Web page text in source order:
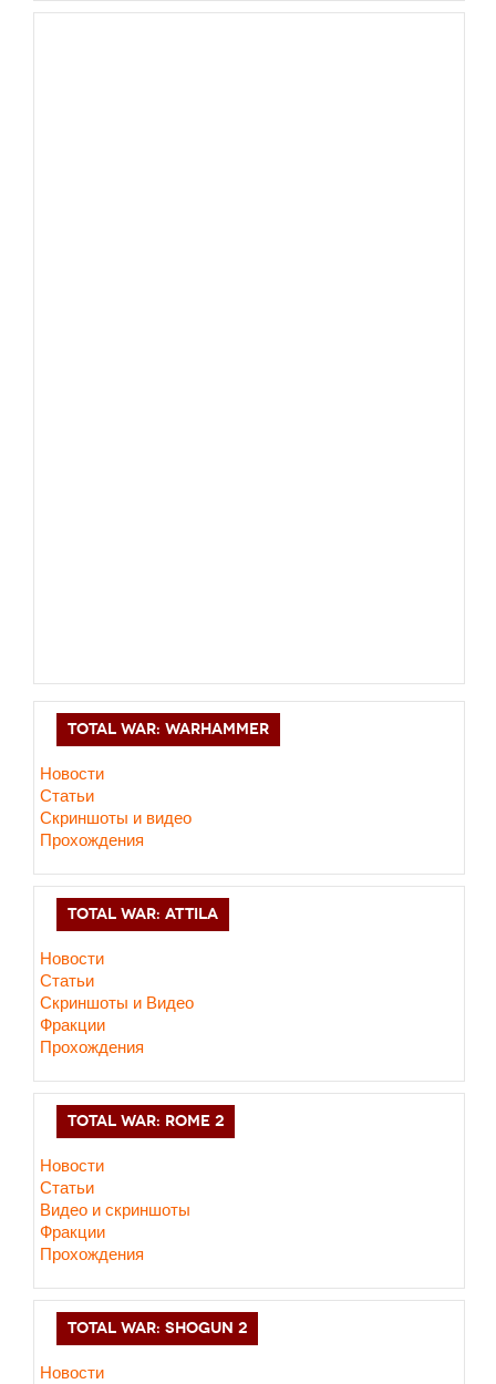
TOTAL WAR: WARHAMMER
Новости
Статьи
Скриншоты и видео
Прохождения
TOTAL WAR: ATTILA
Новости
Статьи
Скриншоты и Видео
Фракции
Прохождения
TOTAL WAR: ROME 2
Новости
Статьи
Видео и скриншоты
Фракции
Прохождения
TOTAL WAR: SHOGUN 2
Новости